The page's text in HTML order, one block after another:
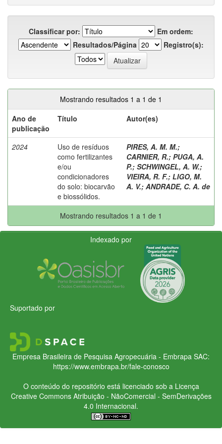
Classificar por:
Em ordem:
Resultados/Página
Registro(s):
Mostrando resultados 1 a 1 de 1
Ano de
publicação
Título Autor(es)
2024
Uso de resíduos
como fertilizantes
e/ou
condicionadores
do solo: biocarvão
e biossólidos.
PIRES, A. M. M.;
CARNIER, R.; PUGA, A.
P.; SCHWINGEL, A. W.;
VIEIRA, R. F.; LIGO, M.
A. V.; ANDRADE, C. A. de
Mostrando resultados 1 a 1 de 1
Indexado por
Suportado por
Empresa Brasileira de Pesquisa Agropecuária - Embrapa SAC:
https://www.embrapa.br/fale-conosco
O conteúdo do repositório está licenciado sob a Licença
Creative CommonsAtribuição - NãoComercial - SemDerivações
4.0 Internacional.